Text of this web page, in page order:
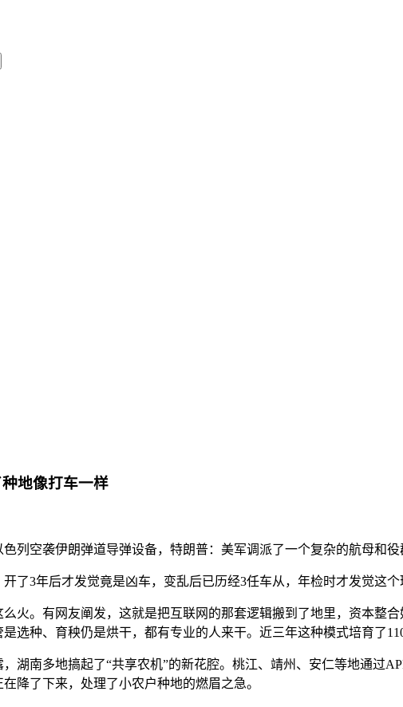
地像打车一样
空袭伊朗弹道导弹设备，特朗普：美军调派了一个复杂的航母和役
3年后才发觉竟是凶车，变乱后已历经3任车从，年检时才发觉这个
。有网友阐发，这就是把互联网的那套逻辑搬到了地里，资本整
选种、育秧仍是烘干，都有专业的人来干。近三年这种模式培育了
南多地搞起了“共享农机”的新花腔。桃江、靖州、安仁等地通过
降了下来，处理了小农户种地的燃眉之急。